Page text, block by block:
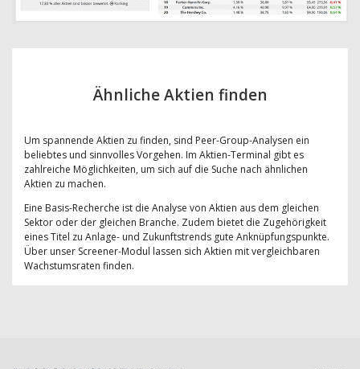
Ähnliche Aktien finden
Um spannende Aktien zu finden, sind Peer-Group-Analysen ein
beliebtes und sinnvolles Vorgehen. Im Aktien-Terminal gibt es
zahlreiche Möglichkeiten, um sich auf die Suche nach ähnlichen
Aktien zu machen.
Eine Basis-Recherche ist die Analyse von Aktien aus dem gleichen
Sektor oder der gleichen Branche. Zudem bietet die Zugehörigkeit
eines Titel zu Anlage- und Zukunftstrends gute Anknüpfungspunkte.
Über unser Screener-Modul lassen sich Aktien mit vergleichbaren
Wachstumsraten finden.